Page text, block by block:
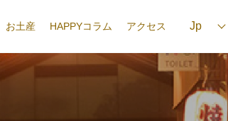
お土産 HAPPYコラム アクセス